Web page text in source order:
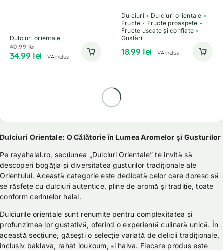
Dulciuri orientale
40.99lei
34.99 lei TVA inclus
Dulciuri
Dulciuri orientale
Fructe
Fructe proaspete
Fructe uscate și confiate
Gustări
18.99 lei TVA inclus
Dulciuri Orientale: O Călătorie în Lumea Aromelor și Gusturilor
Pe rayahalal.ro, secțiunea „Dulciuri Orientale” te invită să
descoperi bogăția și diversitatea gusturilor tradiționale ale
Orientului. Această categorie este dedicată celor care doresc să
se răsfețe cu dulciuri autentice, pline de aromă și tradiție, toate
conform cerințelor halal.
Dulciurile orientale sunt renumite pentru complexitatea și
profunzimea lor gustativă, oferind o experiență culinară unică. În
această secțiune, găsești o selecție variată de delicii tradiționale,
inclusiv baklava, rahat loukoum, și halva. Fiecare produs este